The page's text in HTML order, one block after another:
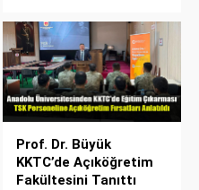
Prof. Dr. Büyük
KKTC’de Açıköğretim
Fakültesini Tanıttı